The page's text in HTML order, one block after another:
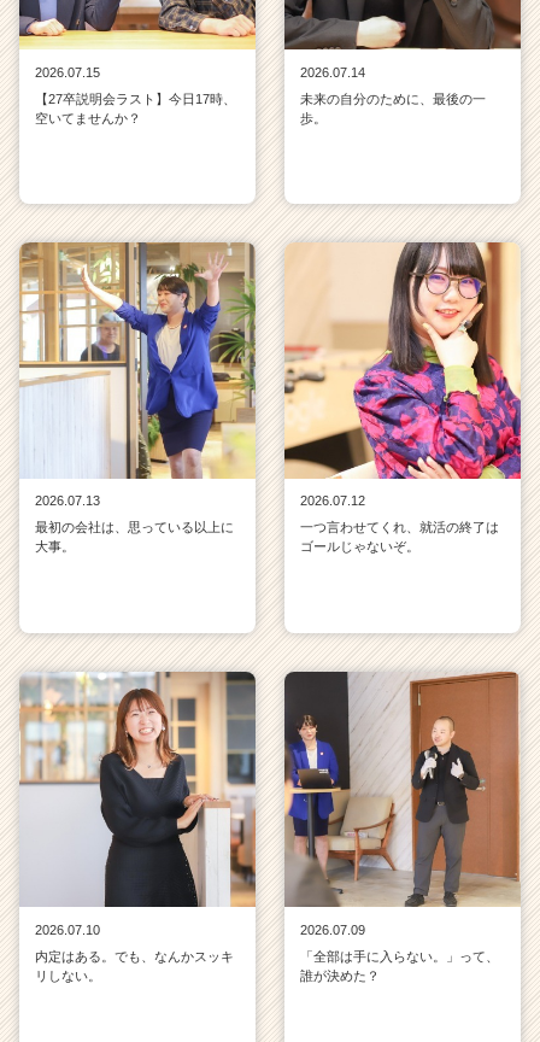
2026.07.15
【27卒説明会ラスト】今日17時、
空いてませんか？
2026.07.14
未来の自分のために、最後の一
歩。
2026.07.13
最初の会社は、思っている以上に
大事。
2026.07.12
一つ言わせてくれ、就活の終了は
ゴールじゃないぞ。
2026.07.10
内定はある。でも、なんかスッキ
リしない。
2026.07.09
「全部は手に入らない。」って、
誰が決めた？